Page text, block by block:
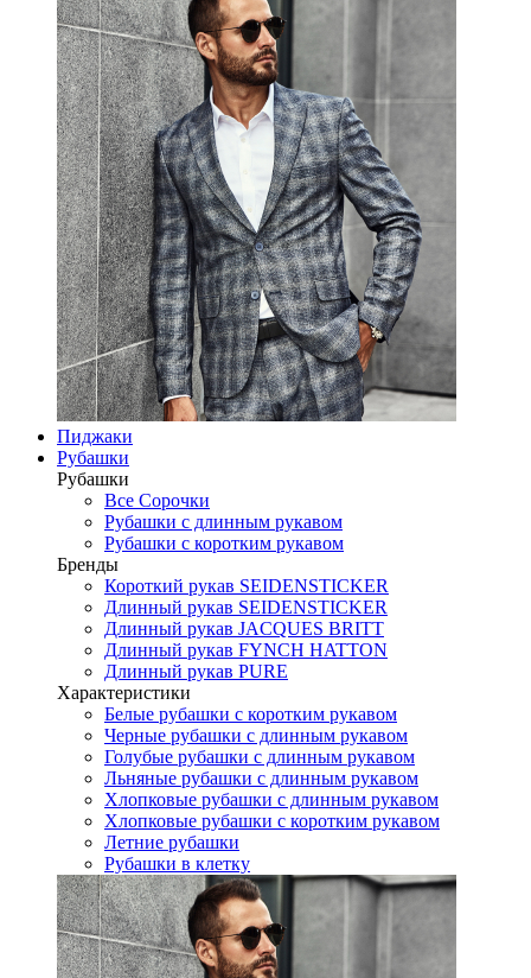
Пиджаки
Рубашки
Рубашки
Все Сорочки
Рубашки с длинным рукавом
Рубашки с коротким рукавом
Бренды
Короткий рукав SEIDENSTICKER
Длинный рукав SEIDENSTICKER
Длинный рукав JAСQUES BRITT
Длинный рукав FYNCH HATTON
Длинный рукав PURE
Характеристики
Белые рубашки с коротким рукавом
Черные рубашки с длинным рукавом
Голубые рубашки с длинным рукавом
Льняные рубашки с длинным рукавом
Хлопковые рубашки с длинным рукавом
Хлопковые рубашки с коротким рукавом
Летние рубашки
Рубашки в клетку